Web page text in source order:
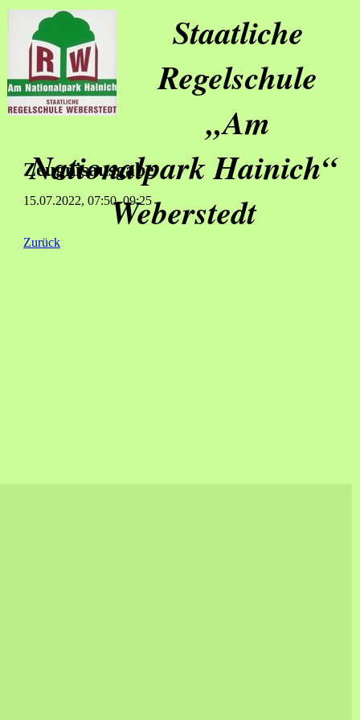
Staatliche
Regelschule
„Am
Nationalpark Hainich“
Weberstedt
Zeugnisausgabe
15.07.2022, 07:50–09:25
Zurück